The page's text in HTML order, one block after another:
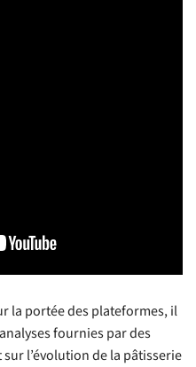
la portée des plateformes, il
fournies par des
l’évolution de la pâtisserie